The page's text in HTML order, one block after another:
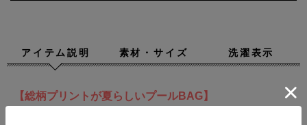
アイテム説明 素材・サイズ 洗濯表示
【総柄プリントが夏らしいプールBAG】